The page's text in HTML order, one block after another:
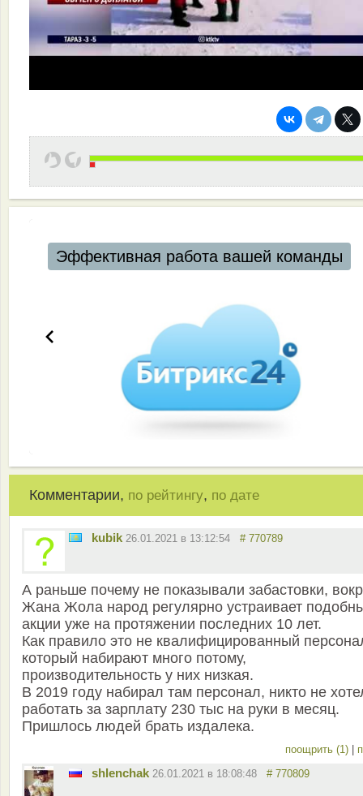
Эффективная работа вашей команды
Комментарии, по рейтингу, по дате
kubik 26.01.2021 в 13:12:54 # 770789
А раньше почему не показывали забастовки,
Жана Жола народ регулярно устраивает
акции уже на протяжении последних 10 лет.
Как правило это не квалифицированный
который набирают много потому,
производительность у них низкая.
В 2019 году набирал там персонал, никто не
работать за зарплату 230 тыс на руки в месяц.
Пришлось людей брать издалека.
поощрить (1) |
shlenchak 26.01.2021 в 18:08:48 # 770809